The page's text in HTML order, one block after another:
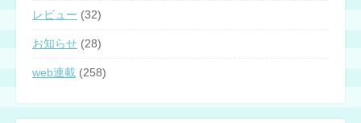
レビュー (32)
お知らせ (28)
web連載 (258)